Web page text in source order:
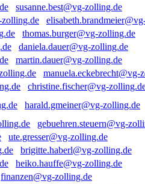
susanne.best@vg-zolling.de
thomas.burger@vg-zolling.de
daniela.dauer@vg-zolling.de
martin.dauer@vg-zolling.de
manuela.eckebrecht@vg-
christine.fischer@vg-
harald.gmeiner@vg-zolling.de
gebuehren.steuern@vg-
ute.gresser@vg-zolling.de
brigitte.haberl@vg-zolling.de
heiko.hauffe@vg-zolling.de
finanzen@vg-zolling.de